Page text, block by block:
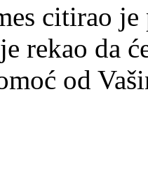
citirao
rekao da
od